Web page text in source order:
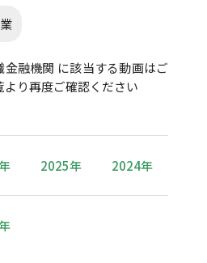
金融機関 に該当する動画はご
り再度ご確認ください
2025年 2024年